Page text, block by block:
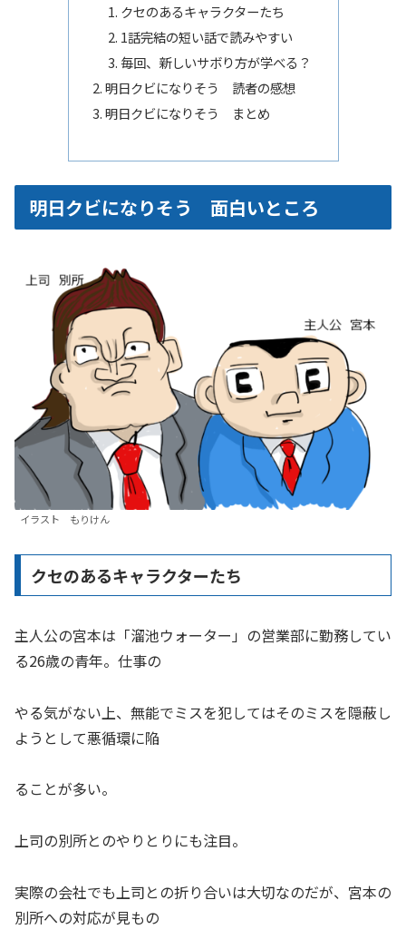
クセのあるキャラクターたち
1話完結の短い話で読みやすい
毎回、新しいサボり方が学べる？
明日クビになりそう 読者の感想
明日クビになりそう まとめ
明日クビになりそう 面白いところ
イラスト もりけん
クセのあるキャラクターたち
主人公の宮本は「溜池ウォーター」の営業部に勤務してい
る26歳の青年。仕事の
やる気がない上、無能でミスを犯してはそのミスを隠蔽し
ようとして悪循環に陥
ることが多い。
上司の別所とのやりとりにも注目。
実際の会社でも上司との折り合いは大切なのだが、宮本の
別所への対応が見もの